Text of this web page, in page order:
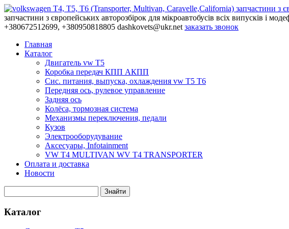
запчастини з європейських авторозбірок для мікроавтобусів всіх випусків і
+380672512699, +380950818805 dashkovets@ukr.net заказать звонок
Главная
Каталог
Двигатель vw T5
Коробка передач КПП АКПП
Сис. питания, выпуска, охлаждения vw T5 T6
Передняя ось, рулевое управление
Задняя ось
Колёса, тормозная система
Механизмы переключения, педали
Кузов
Электрооборудувание
Аксесуары, Infotainment
VW T4 MULTIVAN WV T4 TRANSPORTER
Оплата и доставка
Новости
Каталог